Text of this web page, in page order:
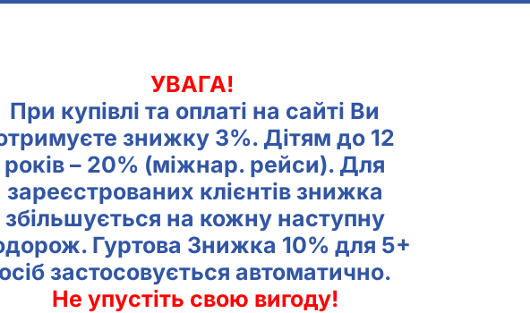
УВАГА!
При купівлі та оплаті на сайті Ви
знижку 3%. Дітям до 12
років – 20% (міжнар. рейси). Для
зареєстрованих клієнтів знижка
збільшується на кожну наступну
Гуртова Знижка 10% для 5+
осіб застосовується автоматично.
Не упустіть свою вигоду!